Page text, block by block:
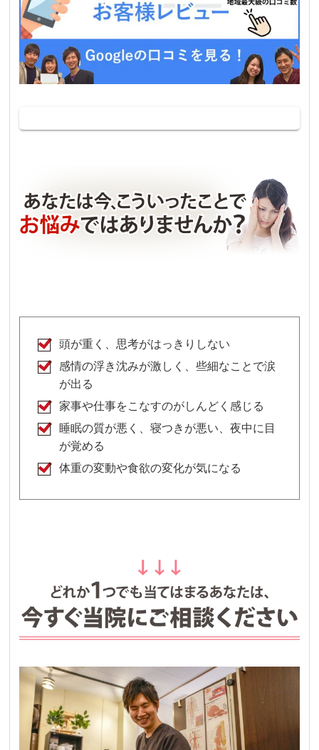
頭が重く、思考がはっきりしない
感情の浮き沈みが激しく、些細なことで涙
が出る
家事や仕事をこなすのがしんどく感じる
睡眠の質が悪く、寝つきが悪い、夜中に目
が覚める
体重の変動や食欲の変化が気になる